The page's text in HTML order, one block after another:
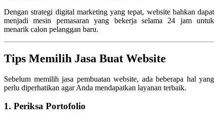
Dengan strategi digital marketing yang tepat, website bahkan dapat
menjadi mesin pemasaran yang bekerja selama 24 jam untuk
menarik calon pelanggan baru.
Tips Memilih Jasa Buat Website
Sebelum memilih jasa pembuatan website, ada beberapa hal yang
perlu diperhatikan agar Anda mendapatkan layanan terbaik.
1. Periksa Portofolio